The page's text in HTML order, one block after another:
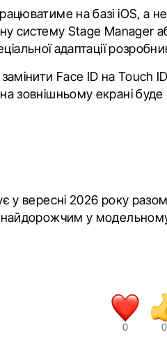
на базі iOS, а
систему Stage Manager
адаптації
Face ID на Touch
зовнішньому екрані буде
вересні 2026 року разом
у
0 0